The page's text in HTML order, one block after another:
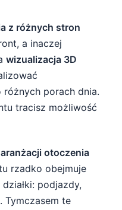
z różnych stron
a inaczej
wizualizacja 3D
różnych porach dnia.
tracisz możliwość
otoczenia
rzadko obejmuje
podjazdy,
Tymczasem te